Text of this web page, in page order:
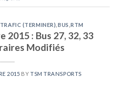
(TERMINER) BUS ,RTM
2015 : Bus 27, 32, 33
Modifiés
2015 BY TSM TRANSPORTS